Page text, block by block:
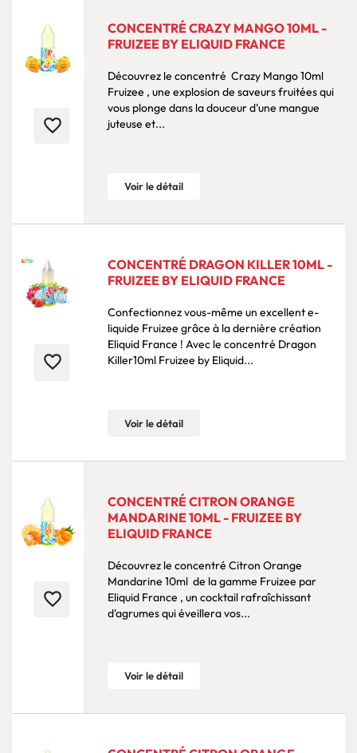
favorite_border
CONCENTRÉ CRAZY MANGO 10ML -
FRUIZEE BY ELIQUID FRANCE
Découvrez le concentré Crazy Mango 10ml
Fruizee , une explosion de saveurs fruitées qui
vous plonge dans la douceur d'une mangue
juteuse et...
Voir le détail
favorite_border
CONCENTRÉ DRAGON KILLER 10ML -
FRUIZEE BY ELIQUID FRANCE
Confectionnez vous-même un excellent e-
liquide Fruizee grâce à la dernière création
Eliquid France ! Avec le concentré Dragon
Killer10ml Fruizee by Eliquid...
Voir le détail
favorite_border
CONCENTRÉ CITRON ORANGE
MANDARINE 10ML - FRUIZEE BY
ELIQUID FRANCE
Découvrez le concentré Citron Orange
Mandarine 10ml de la gamme Fruizee par
Eliquid France , un cocktail rafraîchissant
d'agrumes qui éveillera vos...
Voir le détail